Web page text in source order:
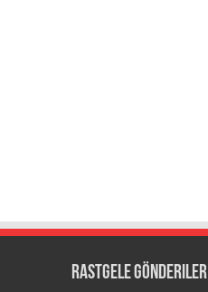
Rastgele Gönderiler